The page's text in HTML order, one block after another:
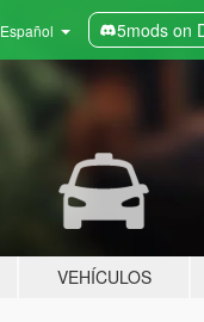
Español 5mods on
VEHÍCULOS